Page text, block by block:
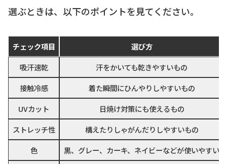
選ぶときは、以下のポイントを見てください。
チェック項目
選び方
吸汗速乾
汗をかいても乾きやすいもの
接触冷感
着た瞬間にひんやりしやすいもの
UVカット
日焼け対策にも使えるもの
ストレッチ性
構えたりしゃがんだりしやすいもの
色
黒、グレー、カーキ、ネイビーなどが使いやすい